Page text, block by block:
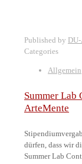
Published by
Categories
Allgemein
Summer Lab
ArteMente
dürfen, dass wir
Summer Lab